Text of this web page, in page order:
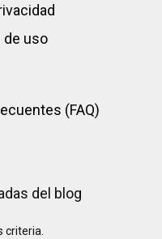
de uso
(FAQ)
del blog
criteria.